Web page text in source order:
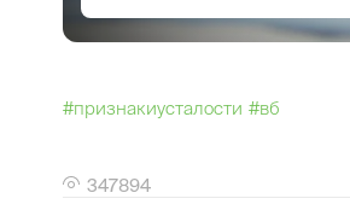
#признакиусталости #вб
347894